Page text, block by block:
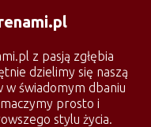
z pasją zgłębia
dzielimy się naszą
w świadomym dbaniu
prosto i
stylu życia.